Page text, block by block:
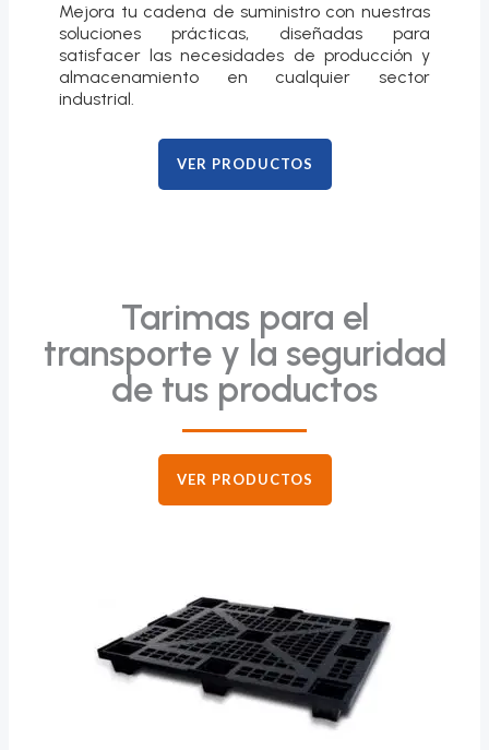
Mejora tu cadena de suministro con nuestras
soluciones prácticas, diseñadas para
satisfacer las necesidades de producción y
almacenamiento en cualquier sector
industrial.
VER PRODUCTOS
Tarimas para el
transporte y la seguridad
de tus productos
VER PRODUCTOS